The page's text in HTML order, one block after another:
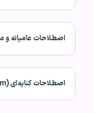
اصطلاحات عامیانه و
اصطلاحات کنایه‌ای (idiom)